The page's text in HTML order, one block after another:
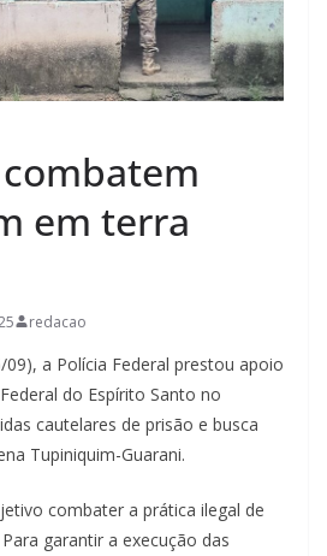
combatem
em terra
redacao
a Polícia Federal prestou apoio
do Espírito Santo no
cautelares de prisão e busca
Tupiniquim-Guarani.
combater a prática ilegal de
garantir a execução das